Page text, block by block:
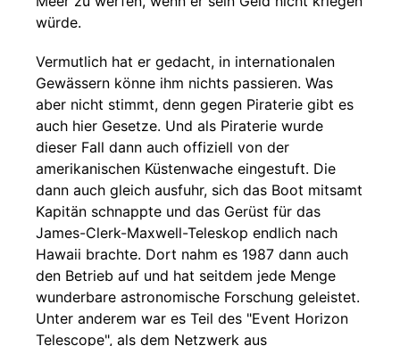
würde.
Vermutlich hat er gedacht, in internationalen
Gewässern könne ihm nichts passieren. Was
aber nicht stimmt, denn gegen Piraterie gibt es
auch hier Gesetze. Und als Piraterie wurde
dieser Fall dann auch offiziell von der
amerikanischen Küstenwache eingestuft. Die
dann auch gleich ausfuhr, sich das Boot mitsamt
Kapitän schnappte und das Gerüst für das
James-Clerk-Maxwell-Teleskop endlich nach
Hawaii brachte. Dort nahm es 1987 dann auch
den Betrieb auf und hat seitdem jede Menge
wunderbare astronomische Forschung geleistet.
Unter anderem war es Teil des "Event Horizon
Telescope", als dem Netzwerk aus